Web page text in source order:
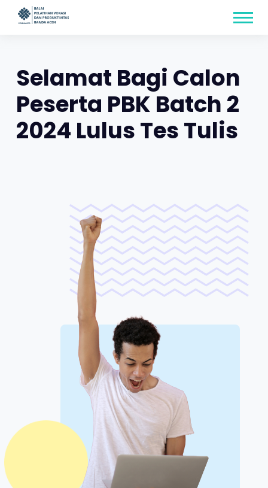
content
Selamat Bagi Calon
Peserta PBK Batch 2
2024 Lulus Tes Tulis